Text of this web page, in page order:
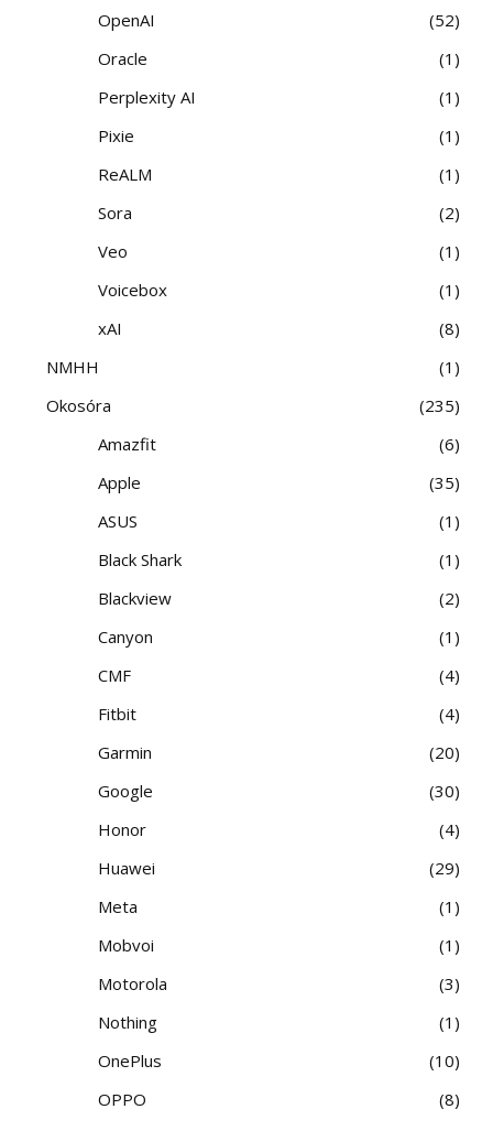
OpenAI
52
Oracle
1
Perplexity AI
1
Pixie
1
ReALM
1
Sora
2
Veo
1
Voicebox
1
xAI
8
NMHH
1
Okosóra
235
Amazfit
6
Apple
35
ASUS
1
Black Shark
1
Blackview
2
Canyon
1
CMF
4
Fitbit
4
Garmin
20
Google
30
Honor
4
Huawei
29
Meta
1
Mobvoi
1
Motorola
3
Nothing
1
OnePlus
10
OPPO
8